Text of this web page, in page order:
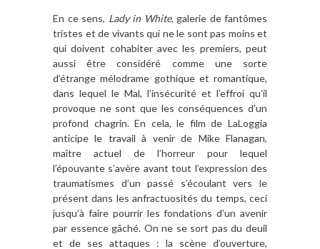
En ce sens, Lady in White, galerie de fantômes
tristes et de vivants qui ne le sont pas moins et
qui doivent cohabiter avec les premiers, peut
aussi être considéré comme une sorte
d’étrange mélodrame gothique et romantique,
dans lequel le Mal, l’insécurité et l’effroi qu’il
provoque ne sont que les conséquences d’un
profond chagrin. En cela, le film de LaLoggia
anticipe le travail à venir de Mike Flanagan,
maître actuel de l’horreur pour lequel
l’épouvante s’avère avant tout l’expression des
traumatismes d’un passé s’écoulant vers le
présent dans les anfractuosités du temps, ceci
jusqu’à faire pourrir les fondations d’un avenir
par essence gâché. On ne se sort pas du deuil
et de ses attaques : la scène d’ouverture,